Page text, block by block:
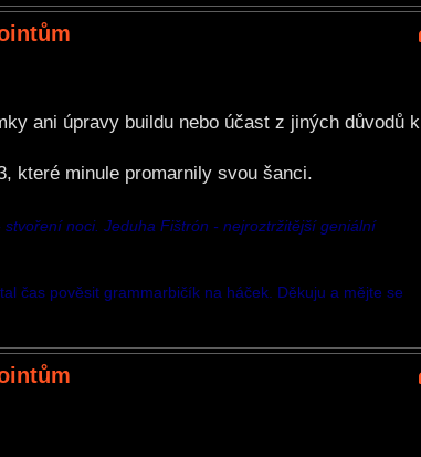
ani úpravy buildu nebo účast z jiných důvodů k
které minule promarnily svou šanci.
noci. Jeduha Fištrón - nejroztržitější geniální
čas pověsit grammarbičík na háček. Děkuju a mějte se